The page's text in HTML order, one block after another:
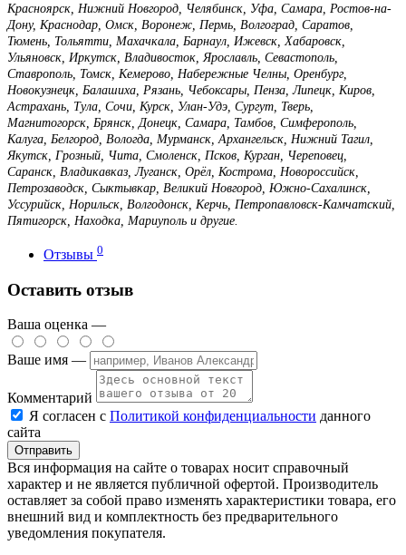
Красноярск, Нижний Новгород, Челябинск, Уфа, Самара, Ростов-на-
Дону, Краснодар, Омск, Воронеж, Пермь, Волгоград, Саратов,
Тюмень, Тольятти, Махачкала, Барнаул, Ижевск, Хабаровск,
Ульяновск, Иркутск, Владивосток, Ярославль, Севастополь,
Ставрополь, Томск, Кемерово, Набережные Челны, Оренбург,
Новокузнецк, Балашиха, Рязань, Чебоксары, Пенза, Липецк, Киров,
Астрахань, Тула, Сочи, Курск, Улан-Удэ, Сургут, Тверь,
Магнитогорск, Брянск, Донецк, Самара, Тамбов, Симферополь,
Калуга, Белгород, Вологда, Мурманск, Архангельск, Нижний Тагил,
Якутск, Грозный, Чита, Смоленск, Псков, Курган, Череповец,
Саранск, Владикавказ, Луганск, Орёл, Кострома, Новороссийск,
Петрозаводск, Сыктывкар, Великий Новгород, Южно-Сахалинск,
Уссурийск, Норильск, Волгодонск, Керчь, Петропавловск-Камчатский,
Пятигорск, Находка, Мариуполь и другие.
Отзывы 0
Оставить отзыв
Ваша оценка —
Ваше имя —
Комментарий
Я согласен с Политикой конфиденциальности данного
сайта
Вся информация на сайте о товарах носит справочный
характер и не является публичной офертой. Производитель
оставляет за собой право изменять характеристики товара, его
внешний вид и комплектность без предварительного
уведомления покупателя.